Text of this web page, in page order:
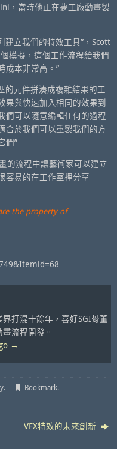
，當時他正在夢工廠動畫製
立我們的特效工具”，Scott
模擬，這個工作流程給我們
成本非常高。”
的元件拼湊成複雜結果的工
果與快速加入相同的效果到
們可以隨意編輯任何的過程
合於我們可以重製我們的方
們”
的流程中讓藝術家可以建立
容易的在工作室裡分享
the property of
打混十餘年，喜好SGI骨董
流程開發。
→
. Bookmark.
VFX特效的未來創新